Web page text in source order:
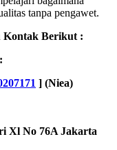
tanpa pengawet.
Kontak Berikut :
] (Niea)
Xl No 76A Jakarta